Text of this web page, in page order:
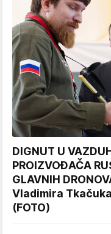
DIGNUT U
PROIZVOĐAČA
GLAVNIH
Vladimira
(FOTO)